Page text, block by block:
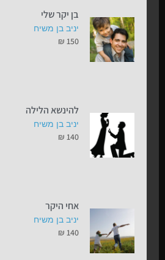
בן יקר שלי
יניב בן משיח
₪ 150
להינשא הלילה
יניב בן משיח
₪ 140
אחי היקר
יניב בן משיח
₪ 140